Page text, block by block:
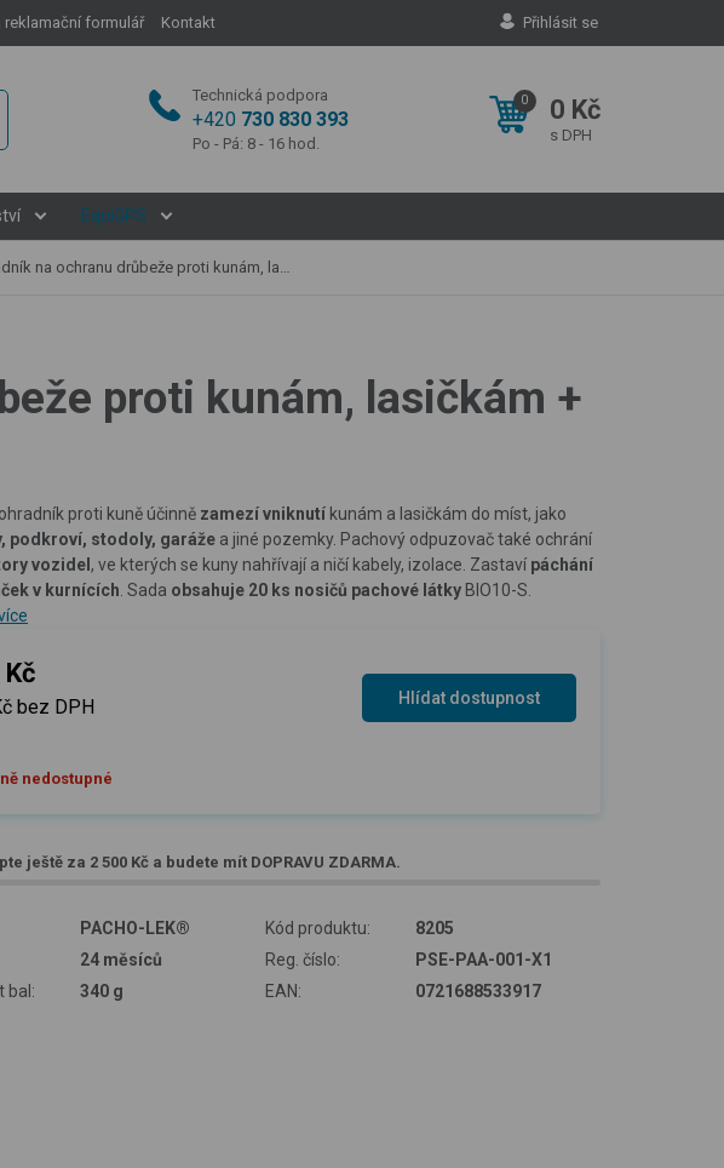
reklamační formulář Kontakt Přihlásit se
Technická podpora
+420 730 830 393
Po - Pá: 8 - 16 hod.
0 0 Kč
s DPH
EquiGPS
drůbeže proti kunám, lasičkám + nosič pachové látky 20 ks
proti kunám, lasičkám +
proti kuně účinně zamezí vniknutí kunám a lasičkám do míst, jako
podkroví, stodoly, garáže a jiné pozemky. Pachový odpuzovač také ochrání
vozidel, ve kterých se kuny nahřívají a ničí kabely, izolace. Zastaví páchání
v kurnících . Sada obsahuje 20 ks nosičů pachové látky BIO10-S.
bez DPH Hlídat dostupnost
nedostupné
ještě za 2 500 Kč a budete mít DOPRAVU ZDARMA.
PACHO-LEK® Kód produktu:
8205
24 měsíců Reg. číslo:
PSE-PAA-001-X1
bal:
340 g EAN: 0721688533917